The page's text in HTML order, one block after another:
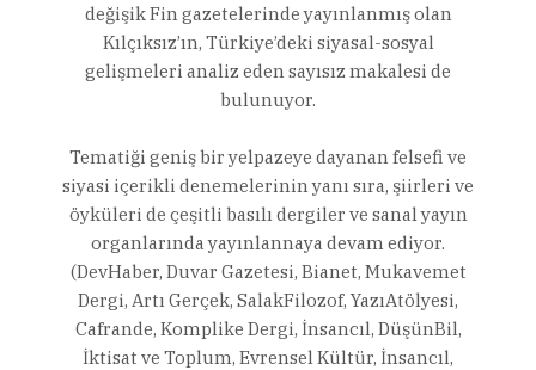
değişik Fin gazetelerinde yayınlanmış olan
Kılçıksız’ın, Türkiye’deki siyasal-sosyal
gelişmeleri analiz eden sayısız makalesi de
bulunuyor.
Tematiği geniş bir yelpazeye dayanan felsefi ve
siyasi içerikli denemelerinin yanı sıra, şiirleri ve
öyküleri de çeşitli basılı dergiler ve sanal yayın
organlarında yayınlannaya devam ediyor.
(DevHaber, Duvar Gazetesi, Bianet, Mukavemet
Dergi, Artı Gerçek, SalakFilozof, YazıAtölyesi,
Cafrande, Komplike Dergi, İnsancıl, DüşünBil,
İktisat ve Toplum, Evrensel Kültür, İnsancıl,